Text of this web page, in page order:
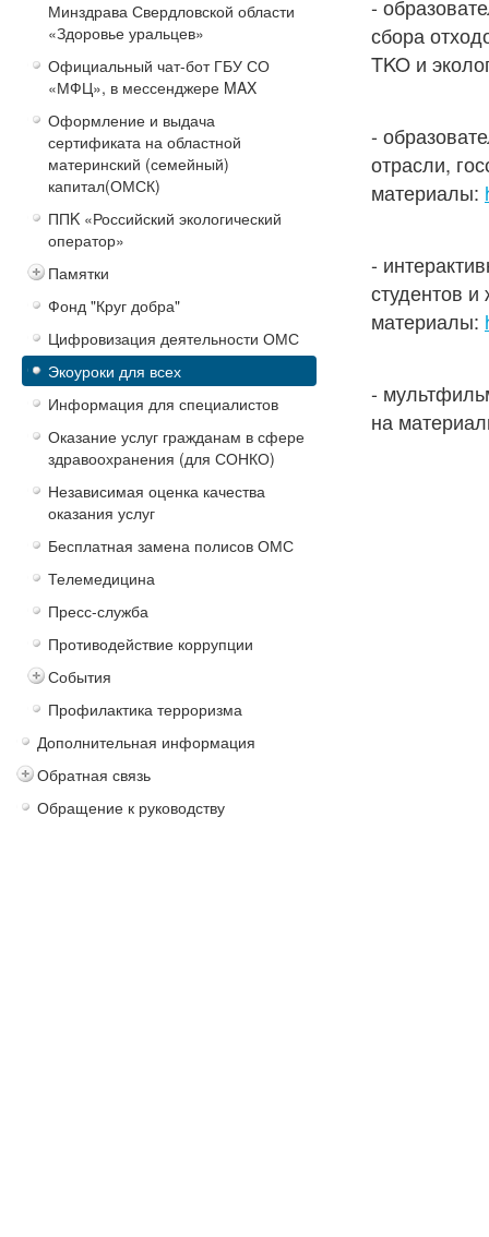
Минздрава Свердловской области
«Здоровье уральцев»
Официальный чат-бот ГБУ СО
«МФЦ», в мессенджере MAX
Оформление и выдача
сертификата на областной
материнский (семейный)
капитал(ОМСК)
ППK «Российский экологический
оператор»
Памятки
Фонд "Круг добра"
Цифровизация деятельности ОМС
Экоуроки для всех
Информация для специалистов
Оказание услуг гражданам в сфере
здравоохранения (для СОНКО)
Независимая оценка качества
оказания услуг
Бесплатная замена полисов ОМС
Телемедицина
Пресс-служба
Противодействие коррупции
События
Профилактика терроризма
Дополнительная информация
Обратная связь
Обращение к руководству
-
сбора
TKO и
-
отрасли,
материалы:
-
студентов
материалы:
-
на